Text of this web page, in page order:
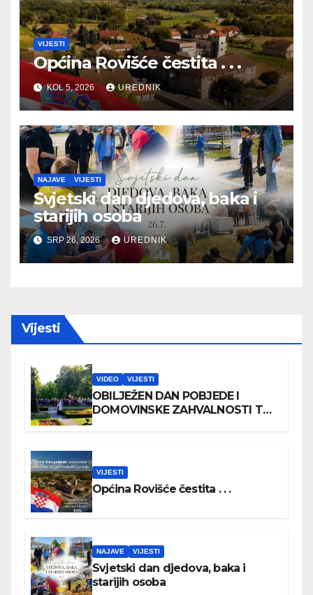
VIJESTI
Općina Rovišće čestita . . .
KOL 5, 2026 UREDNIK
NAJAVE VIJESTI
Svjetski dan djedova, baka i
starijih osoba
SRP 26, 2026 UREDNIK
Vijesti
VIDEO VIJESTI
OBILJEŽEN DAN POBJEDE I
DOMOVINSKE ZAHVALNOSTI TE
VIJESTI
Općina Rovišće čestita . . .
NAJAVE VIJESTI
Svjetski dan djedova, baka i
starijih osoba